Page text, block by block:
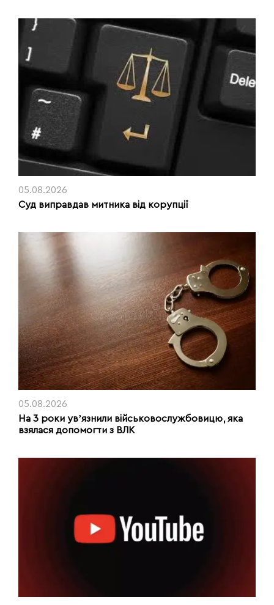
05.08.2026
Суд виправдав митника від корупції
05.08.2026
На 3 роки увʼязнили військовослужбовицю, яка
взялася допомогти з ВЛК